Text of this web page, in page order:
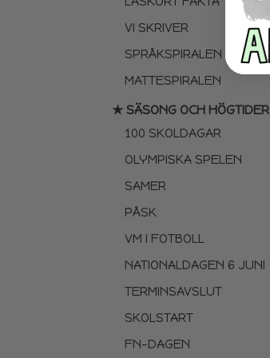
VI SKRIVER
SPRÅKSPIRALEN
MATTESPIRALEN
★ SÄSONG OCH HÖGTIDER
100 SKOLDAGAR
OLYMPISKA SPELEN
SAMER
PÅSK
VM I FOTBOLL
NATIONALDAGEN 6 JUNI
TERMINSAVSLUT
SKOLSTART
FN-DAGEN